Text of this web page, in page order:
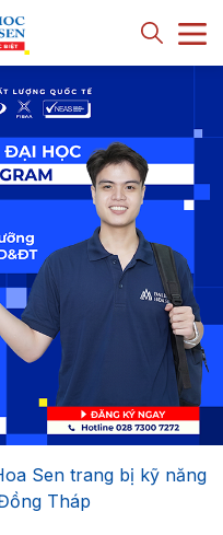
Sen trang bị kỹ năng
Tháp